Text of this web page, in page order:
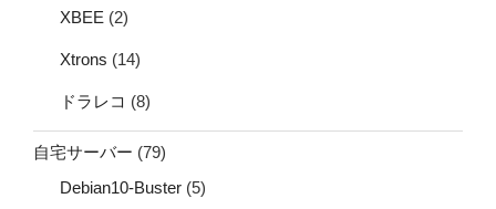
XBEE (2)
Xtrons (14)
ドラレコ (8)
自宅サーバー (79)
Debian10-Buster (5)